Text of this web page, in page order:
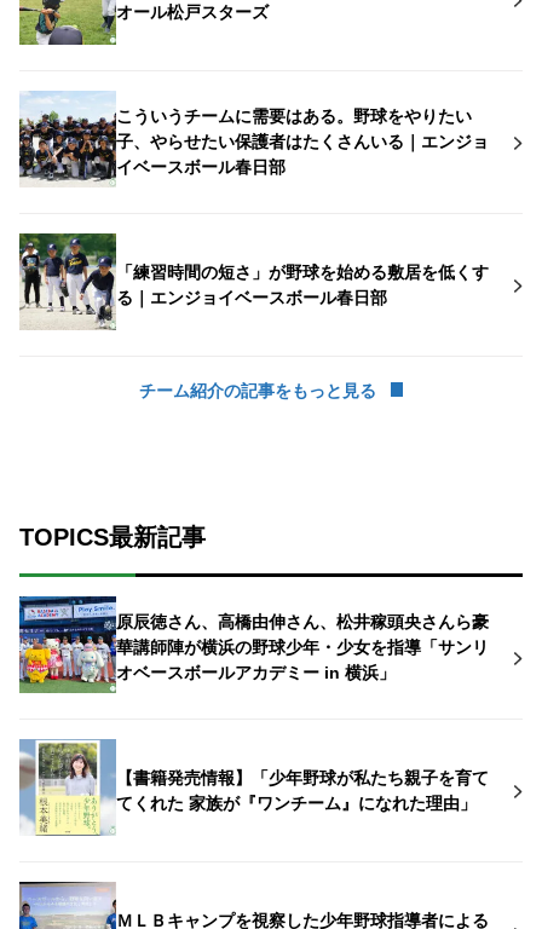
オール松戸スターズ
こういうチームに需要はある。野球をやりたい
子、やらせたい保護者はたくさんいる｜エンジョ
イベースボール春日部
「練習時間の短さ」が野球を始める敷居を低くす
る｜エンジョイベースボール春日部
チーム紹介の記事をもっと見る
TOPICS最新記事
原辰徳さん、高橋由伸さん、松井稼頭央さんら豪
華講師陣が横浜の野球少年・少女を指導「サンリ
オベースボールアカデミー in 横浜」
【書籍発売情報】「少年野球が私たち親子を育て
てくれた 家族が『ワンチーム』になれた理由」
ＭＬＢキャンプを視察した少年野球指導者による